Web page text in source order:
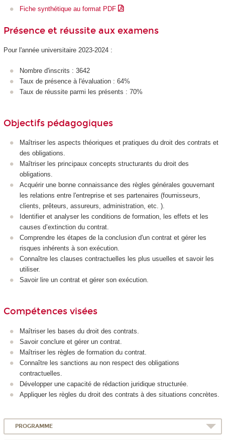
Fiche synthétique au format PDF
Présence et réussite aux examens
Pour l'année universitaire 2023-2024 :
Nombre d'inscrits : 3642
Taux de présence à l'évaluation : 64%
Taux de réussite parmi les présents : 70%
Objectifs pédagogiques
Maîtriser les aspects théoriques et pratiques du droit des contrats et
des obligations.
Maîtriser les principaux concepts structurants du droit des
obligations.
Acquérir une bonne connaissance des règles générales gouvernant
les relations entre l'entreprise et ses partenaires (fournisseurs,
clients, prêteurs, assureurs, administration, etc. ).
Identifier et analyser les conditions de formation, les effets et les
causes d’extinction du contrat.
Comprendre les étapes de la conclusion d'un contrat et gérer les
risques inhérents à son exécution.
Connaître les clauses contractuelles les plus usuelles et savoir les
utiliser.
Savoir lire un contrat et gérer son exécution.
Compétences visées
Maîtriser les bases du droit des contrats.
Savoir conclure et gérer un contrat.
Maîtriser les règles de formation du contrat.
Connaître les sanctions au non respect des obligations
contractuelles.
Développer une capacité de rédaction juridique structurée.
Appliquer les règles du droit des contrats à des situations concrètes.
PROGRAMME